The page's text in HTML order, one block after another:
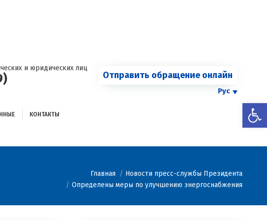
и юридических лиц
Отправить обращение онлайн
Рус
КОНТАКТЫ
Главная
Новости пресс-службы Президента
Определены меры по улучшению энергоснабжения
окнеокнеокнеокне
новом